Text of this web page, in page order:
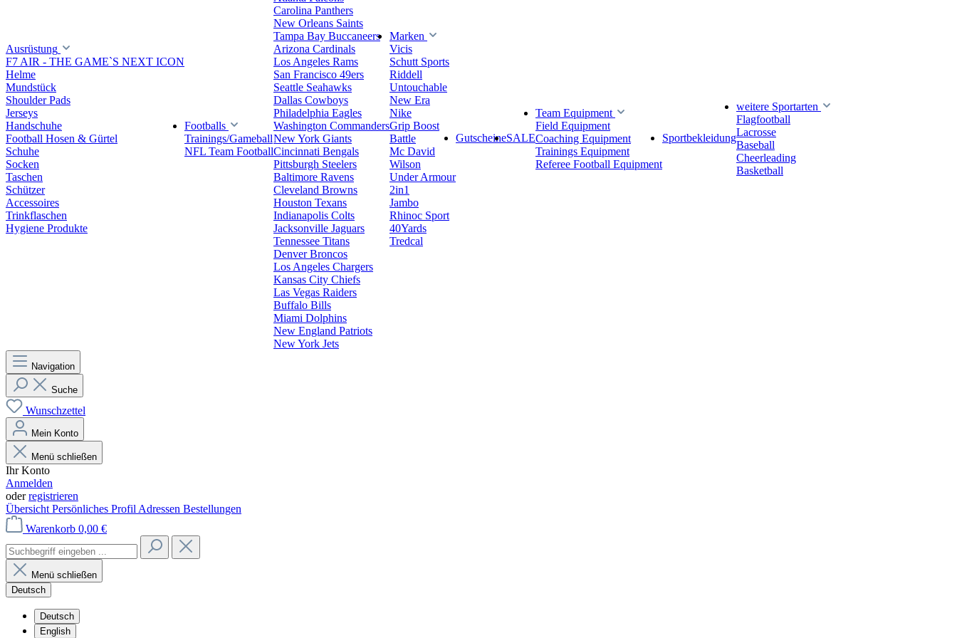
Ausrüstung
F7 AIR - THE GAME`S NEXT ICON
Helme
Mundstück
Shoulder Pads
Jerseys
Handschuhe
Football Hosen & Gürtel
Schuhe
Socken
Taschen
Schützer
Accessoires
Trinkflaschen
Hygiene Produkte
Footballs
Trainings/Gameball
NFL Team Football
Carolina Panthers
New Orleans Saints
Tampa Bay Buccaneers
Arizona Cardinals
Los Angeles Rams
San Francisco 49ers
Seattle Seahawks
Dallas Cowboys
Philadelphia Eagles
Washington Commanders
New York Giants
Cincinnati Bengals
Pittsburgh Steelers
Baltimore Ravens
Cleveland Browns
Houston Texans
Indianapolis Colts
Jacksonville Jaguars
Tennessee Titans
Denver Broncos
Los Angeles Chargers
Kansas City Chiefs
Las Vegas Raiders
Buffalo Bills
Miami Dolphins
New England Patriots
New York Jets
Marken
Vicis
Schutt Sports
Riddell
Untouchable
New Era
Nike
Grip Boost
Battle
Mc David
Wilson
Under Armour
2in1
Jambo
Rhinoc Sport
40Yards
Tredcal
GutscheineSALE
Team Equipment
Field Equipment
Coaching Equipment
Trainings Equipment
Referee Football Equipment
Sportbekleidung
weitere Sportarten
Flagfootball
Lacrosse
Baseball
Cheerleading
Basketball
Navigation
Suche
Wunschzettel
Mein Konto
Menü schließen
Ihr Konto
Anmelden
oderregistrieren
Übersicht Persönliches Profil Adressen Bestellungen
Warenkorb 0,00 €
Menü schließen
Deutsch
Deutsch
English